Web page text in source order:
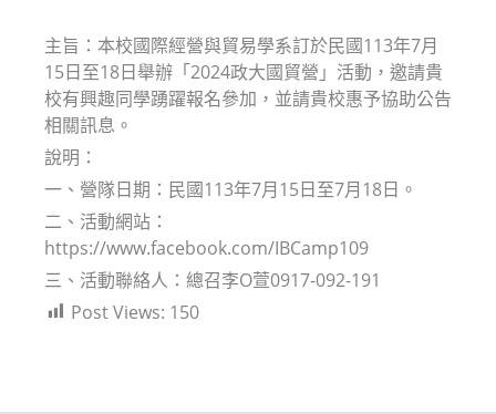
主旨：本校國際經營與貿易學系訂於民國113年7月
15日至18日舉辦「2024政大國貿營」活動，邀請貴
校有興趣同學踴躍報名參加，並請貴校惠予協助公告
相關訊息。
說明：
一、營隊日期：民國113年7月15日至7月18日。
二、活動網站：
https://www.facebook.com/IBCamp109
三、活動聯絡人：總召李O萱0917-092-191
Post Views: 150